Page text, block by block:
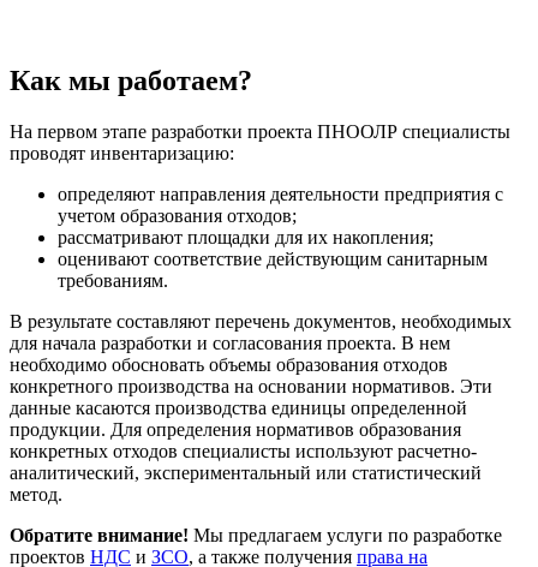
Как мы работаем?
На первом этапе разработки проекта ПНООЛР специалисты
проводят инвентаризацию:
определяют направления деятельности предприятия с
учетом образования отходов;
рассматривают площадки для их накопления;
оценивают соответствие действующим санитарным
требованиям.
В результате составляют перечень документов, необходимых
для начала разработки и согласования проекта. В нем
необходимо обосновать объемы образования отходов
конкретного производства на основании нормативов. Эти
данные касаются производства единицы определенной
продукции. Для определения нормативов образования
конкретных отходов специалисты используют расчетно-
аналитический, экспериментальный или статистический
метод.
Обратите внимание! Мы предлагаем услуги по разработке
проектов НДС и ЗСО, а также получения права на